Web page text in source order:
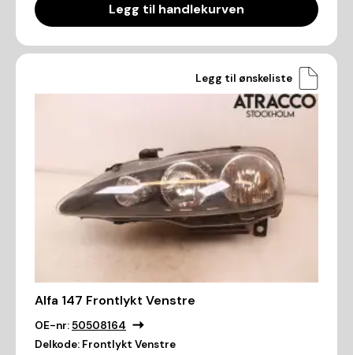
Legg til handlekurven
Legg til ønskeliste
Alfa 147 Frontlykt Venstre
OE-nr:50508164
Delkode: Frontlykt Venstre